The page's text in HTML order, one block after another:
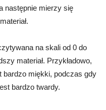
następnie mierzy się
na skali od 0 do
materiał. Przykładowo,
bardzo miękki, podczas gdy
bardzo twardy.